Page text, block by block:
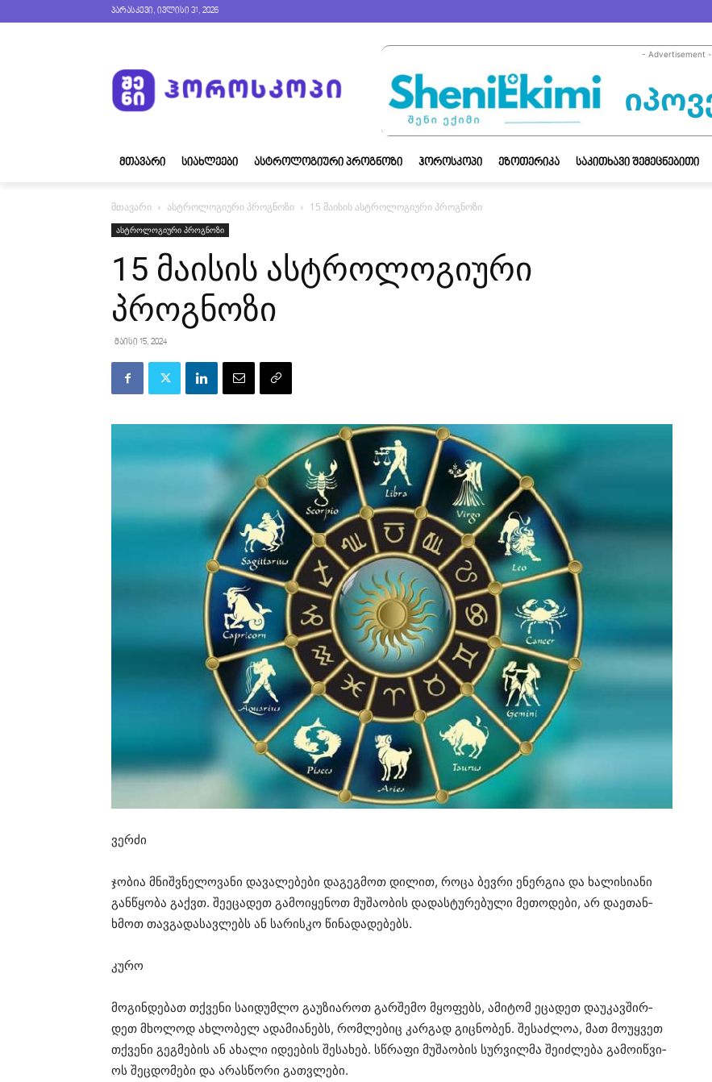
პარასკევი, ივლისი 31, 2026
- Advertisement -
ᲛᲗᲐᲕᲐᲠᲘ ᲡᲘᲐᲮᲚᲔᲔᲑᲘ ᲐᲡᲢᲠᲝᲚᲝᲒᲘᲣᲠᲘ ᲞᲠᲝᲒᲜᲝᲖᲘ ᲰᲝᲠᲝᲡᲙᲝᲞᲘ ᲔᲖᲝᲗᲔᲠᲘᲙᲐ ᲡᲐᲙᲘᲗᲮᲐᲕᲘ ᲨᲔᲛᲔᲪᲜᲔᲑᲘᲗᲘ
მთავარი ასტროლოგიური პროგნოზი 15 მაისის ასტროლოგიური პროგნოზი
ასტროლოგიური პროგნოზი
15 მაისის ასტროლოგიური
პროგნოზი
მაისი 15, 2024
ვერ­ძი
ჯო­ბია მნიშ­ვნე­ლო­ვა­ნი და­ვა­ლე­ბე­ბი და­გეგ­მოთ დი­ლით, როცა ბევ­რი ენერ­გია და ხა­ლი­სი­ა­ნი
გან­წყო­ბა გაქვთ. შე­ე­ცა­დეთ გა­მო­ი­ყე­ნოთ მუ­შა­ო­ბის და­დას­ტუ­რე­ბუ­ლი მე­თო­დე­ბი, არ და­ე­თან­
ხმოთ თავ­გა­და­სავ­ლებს ან სა­რის­კო წი­ნა­და­დე­ბებს.
კურო
მო­გინ­დე­ბათ თქვე­ნი სა­ი­დუმ­ლო გა­უ­ზი­ა­როთ გარ­შე­მო მყო­ფებს, ამი­ტომ ეცა­დეთ და­უ­კავ­შირ­
დეთ მხო­ლოდ ახ­ლო­ბელ ადა­მი­ა­ნებს, რომ­ლე­ბიც კარ­გად გიც­ნო­ბენ. შე­საძ­ლოა, მათ მო­უყ­ვეთ
თქვე­ნი გეგ­მე­ბის ან ახა­ლი იდე­ე­ბის შე­სა­ხებ. სწრა­ფი მუ­შა­ო­ბის სურ­ვილ­მა შე­იძ­ლე­ბა გა­მო­იწ­ვი­
ოს შეც­დო­მე­ბი და არას­წო­რი გათ­ვლე­ბი.